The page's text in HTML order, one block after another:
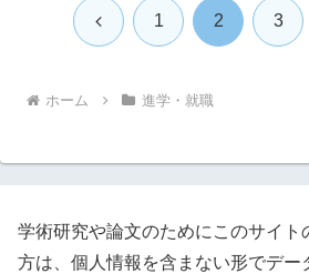
前 1 2 3
ホーム 進学・就職
学術研究や論文のためにこのサイト
方は、個人情報を含まない形でデー